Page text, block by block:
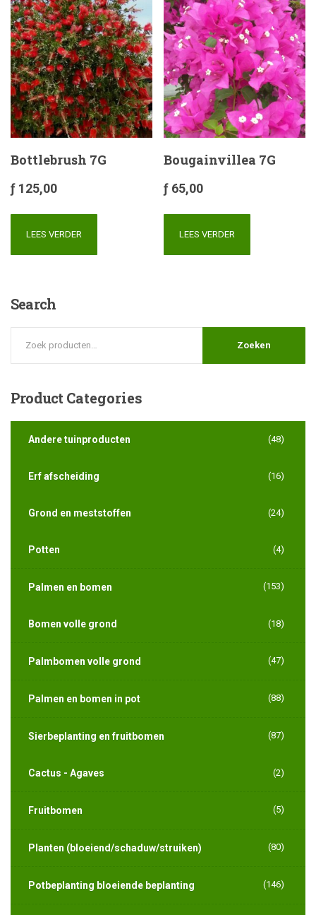
Bottlebrush 7G
ƒ 125,00
LEES VERDER
Bougainvillea 7G
ƒ 65,00
LEES VERDER
Search
Zoeken
Product Categories
Andere tuinproducten (48)
Erf afscheiding (16)
Grond en meststoffen (24)
Potten (4)
Palmen en bomen (153)
Bomen volle grond (18)
Palmbomen volle grond (47)
Palmen en bomen in pot (88)
Sierbeplanting en fruitbomen (87)
Cactus - Agaves (2)
Fruitbomen (5)
Planten (bloeiend/schaduw/struiken) (80)
Potbeplanting bloeiende beplanting (146)